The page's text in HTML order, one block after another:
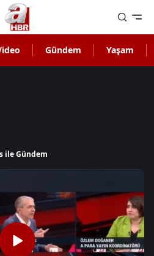
Gündem Yaşam
ile Gündem